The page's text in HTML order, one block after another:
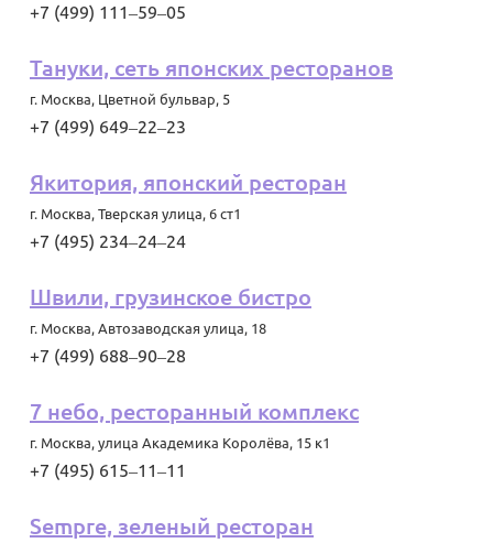
+7 (499) 111‒59‒05
Тануки, сеть японских ресторанов
г. Москва, Цветной бульвар, 5
+7 (499) 649‒22‒23
Якитория, японский ресторан
г. Москва, Тверская улица, 6 ст1
+7 (495) 234‒24‒24
Швили, грузинское бистро
г. Москва, Автозаводская улица, 18
+7 (499) 688‒90‒28
7 небо, ресторанный комплекс
г. Москва, улица Академика Королёва, 15 к1
+7 (495) 615‒11‒11
Sempre, зеленый ресторан